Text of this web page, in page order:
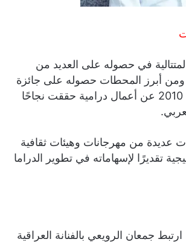
في حصوله على العديد من
ومن أبرز المحطات حصوله على جائزة
أفضل مخرج عام 2010 عن أعمال درامية حققت نجاحًا
عديدة من مهرجانات وهيئات ثقافية
تقديرًا لإسهاماته في تطوير الدراما
جمعان الرويعي بالفنانة العراقية